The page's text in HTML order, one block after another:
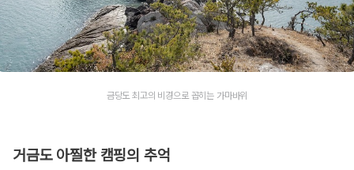
금당도 최고의 비경으로 꼽히는 가마바위
거금도 아찔한 캠핑의 추억